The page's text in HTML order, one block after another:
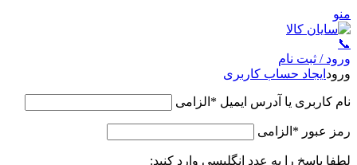
منو
📞
ورود / ثبت نام
ورود ایجاد حساب کاربری
نام کاربری یا آدرس ایمیل * الزامی
رمز عبور * الزامی
لطفا پاسخ را به عدد انگلیسی وارد کنید: